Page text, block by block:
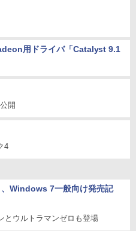
用ドライバ「Catalyst 9.1
開
4
、Windows 7一般向け発売記
とウルトラマンゼロも登場